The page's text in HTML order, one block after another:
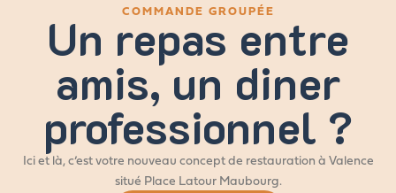
COMMANDE GROUPÉE
Un repas entre
amis, un diner
professionnel ?
Ici et là, c’est votre nouveau concept de restauration à Valence
situé Place Latour Maubourg.